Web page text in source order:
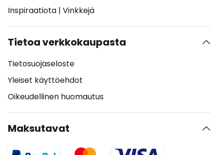
Inspiraatiota | Vinkkejä
Tietoa verkkokaupasta
Tietosuojaseloste
Yleiset käyttöehdot
Oikeudellinen huomautus
Maksutavat